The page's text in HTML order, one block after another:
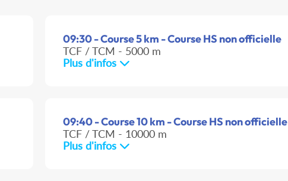
09:30 - Course 5 km - Course HS non officielle
TCF / TCM - 5000 m
Plus d'infos
09:40 - Course 10 km - Course HS non officielle
TCF / TCM - 10000 m
Plus d'infos